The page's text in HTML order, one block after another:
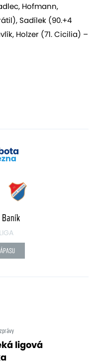
Hofmann,
Sadílek (90.+4
Holzer (71. Cicilia) –
Baník
ligová